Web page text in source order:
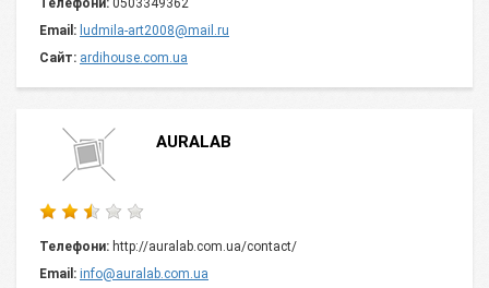
Телефони: 0503349362
Email: ludmila-art2008@mail.ru
Сайт: ardihouse.com.ua
AURALAB
Телефони: http://auralab.com.ua/contact/
Email: info@auralab.com.ua